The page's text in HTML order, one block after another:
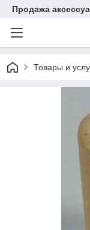
Продажа
Товары и